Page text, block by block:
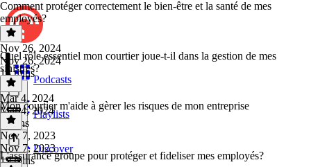
Podcasts
Playlists
Discover
Comment protéger correctement le bien-être et la santé de mes
employés?
Nov 26, 2024
Nov 26, 2024
13 mins
Quel rôle essentiel mon courtier joue-t-il dans la gestion de mes
sinistres?
Mar 4, 2024
Mar 4, 2024
9 mins
Mon courtier m'aide à gèrer les risques de mon entreprise
Nov 7, 2023
Nov 7, 2023
19 mins
L'assurance groupe pour protéger et fideliser mes employés?